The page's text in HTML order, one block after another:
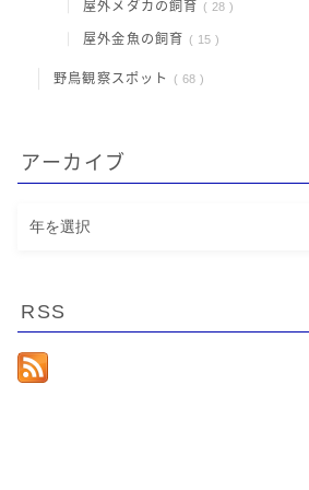
屋外メダカの飼育 28
屋外金魚の飼育 15
野鳥観察スポット 68
アーカイブ
ア
ブ
RSS